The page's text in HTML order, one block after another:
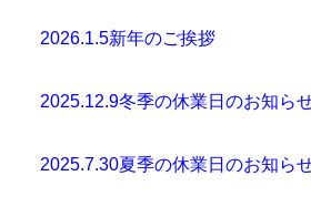
2026.1.5新年のご挨拶
2025.12.9冬季の休業日のお知ら
2025.7.30夏季の休業日のお知ら